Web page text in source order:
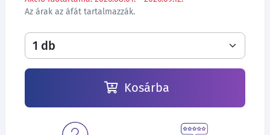
Az árak az áfát tartalmazzák.
Kosárba